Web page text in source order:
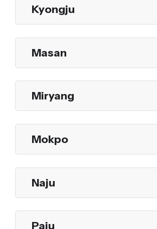
Kyongju
Masan
Miryang
Mokpo
Naju
Paju